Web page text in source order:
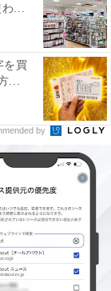
...
を買
...
by